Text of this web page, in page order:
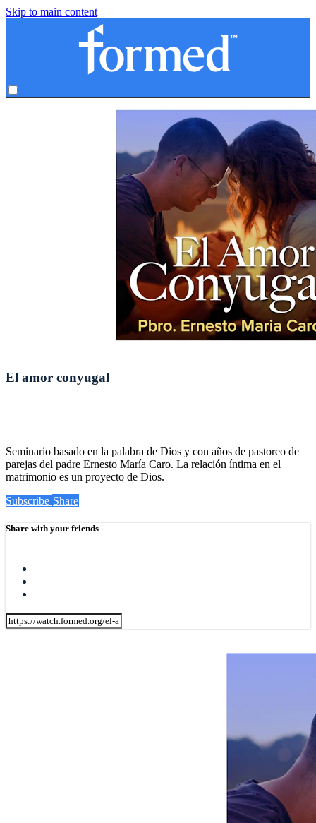
Skip to main content
El amor conyugal
Seminario basado en la palabra de Dios y con años de pastoreo de
parejas del padre Ernesto María Caro. La relación íntima en el
matrimonio es un proyecto de Dios.
Subscribe Share
Share with your friends